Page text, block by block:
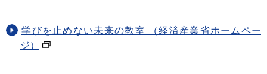
学びを止めない未来の教室 （経済産業省ホームペー
ジ）